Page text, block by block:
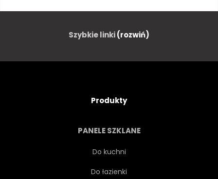
RETRO HULAJNOGA
CIENIU ULICA
Szybkie linki(rozwiń)
Produkty
PANELE SZKLANE
Do kuchni
Do łazienki